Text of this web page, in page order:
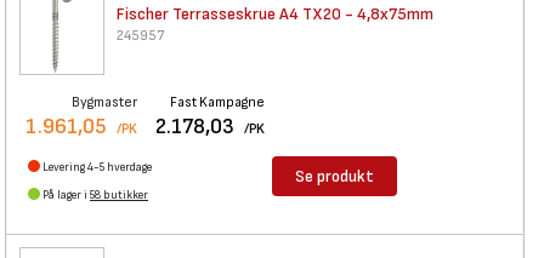
Fischer Terrasseskrue A4 TX20 - 4,8x75mm
245957
Bygmaster
1.961,05 /PK
Fast Kampagne
2.178,03 /PK
Levering 4-5 hverdage
På lager i 58 butikker
Se produkt